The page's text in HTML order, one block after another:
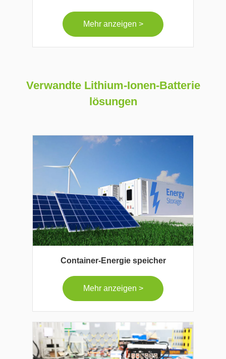
Mehr anzeigen >
Verwandte Lithium-Ionen-Batterie
lösungen
Container-Energie speicher
Mehr anzeigen >